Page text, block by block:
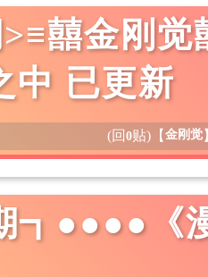
>≡囍金刚
中 已更新
(回0贴) 【金刚觉
┓●●●●《